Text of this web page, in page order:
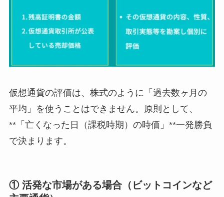
仮想通貨の評価は、株式のように「過去数ヶ月の
平均」を使うことはできません。原則として、
**「亡くなった日（課税時期）の時価」**一発勝負
で決まります。
① 活発な市場がある場合（ビットコインなど